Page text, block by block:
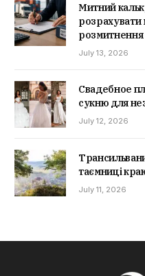
Митний
розрахувати
розмитнення
July 13, 2026
Свадебное
сукню для
July 12, 2026
таємниці
July 11, 2026